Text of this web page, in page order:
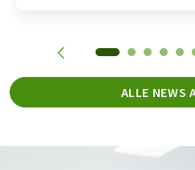
ALLE NEWS